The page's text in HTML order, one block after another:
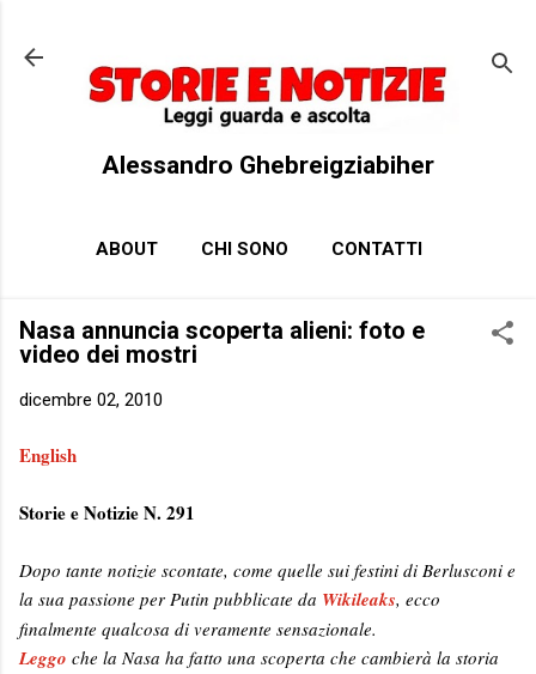
Alessandro Ghebreigziabiher
ABOUT CHI SONO CONTATTI
Nasa annuncia scoperta alieni: foto e
video dei mostri
dicembre 02, 2010
English
Storie e Notizie N. 291
Dopo tante notizie scontate, come quelle sui festini di Berlusconi e
la sua passione per Putin pubblicate da Wikileaks, ecco
finalmente qualcosa di veramente sensazionale.
Leggo che la Nasa ha fatto una scoperta che cambierà la storia